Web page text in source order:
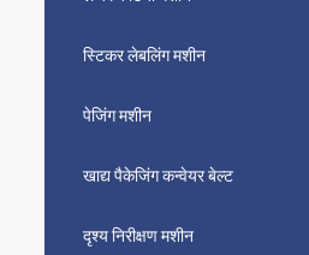
स्टिकर लेबलिंग मशीन
पेजिंग मशीन
खाद्य पैकेजिंग कन्वेयर बेल्ट
दृश्य निरीक्षण मशीन